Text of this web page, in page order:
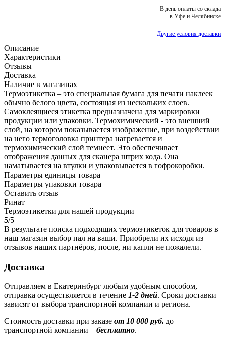
В день оплаты со склада
в Уфе и Челябинске
Другие условия доставки
Описание
Характеристики
Отзывы
Доставка
Наличие в магазинах
Термоэтикетка – это специальная бумага для печати наклеек
обычно белого цвета, состоящая из нескольких слоев.
Самоклеящиеся этикетка предназначена для маркировки
продукции или упаковки. Термохимический - это внешний
слой, на котором показывается изображение, при воздействии
на него термоголовка принтера нагревается и
термохимический слой темнеет. Это обеспечивает
отображения данных для сканера штрих кода. Она
наматывается на втулки и упаковывается в гофрокоробки.
Параметры единицы товара
Параметры упаковки товара
Оставить отзыв
Ринат
Термоэтикетки для нашей продукции
5/5
В результате поиска подходящих термоэтикеток для товаров в
наш магазин выбор пал на ваши. Приобрели их исходя из
отзывов наших партнёров, после, ни капли не пожалели.
Доставка
Отправляем в Екатеринбург любым удобным способом,
отправка осуществляется в течение 1-2 дней. Сроки доставки
зависят от выбора транспортной компании и региона.
Стоимость доставки при заказе от 10 000 руб. до
транспортной компании – бесплатно.